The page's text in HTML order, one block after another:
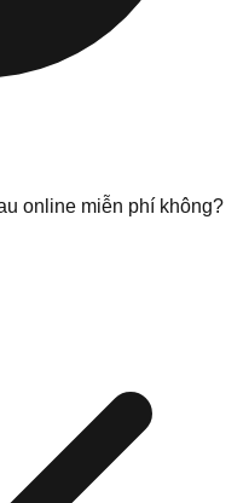
online miễn phí không?